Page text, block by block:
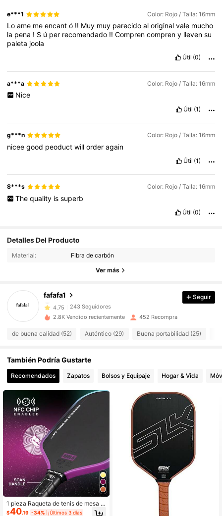
e***1 Color: Rojo / Talla: 16mm
Loame meencantó !! Muy muy parecidoaloriginalvale mucho
la pena ! S ú per recomendado !!Comprencompreny llevensu
paleta joola
Útil (0)
a***a Color: Rojo / Talla: 16mm
Nice
Útil (1)
g***n Color: Rojo / Talla: 16mm
niceegood peoductwillorderagain
Útil (1)
S***s Color: Rojo / Talla: 16mm
The quality is superb
Útil (0)
Detalles Del Producto
Material: Fibra de carbón
Ver más
fafafa1
4.75 243 Seguidores
243 Seguidores
243 Seguidores
4.75
4.75 243 Seguidores
243 Seguidores
4.75 243 Seguidores
4.75
4.75
243 Seguidores
Seguir
2.8K Vendido recientemente 452 Recompra
de buena calidad (52) Auténtico (29) Buena portabilidad (25)
También Podría Gustarte
Recomendados Zapatos Bolsos y Equipaje Hogar & Vida
1 pieza Raqueta de tenis de mesa J
OOLA 3S con mango - Superficie d
$40.19 -34% ¡Últimos 3 días